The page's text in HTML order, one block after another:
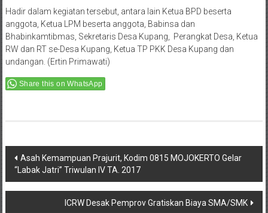
Hadir dalam kegiatan tersebut, antara lain Ketua BPD beserta
anggota, Ketua LPM beserta anggota, Babinsa dan
Bhabinkamtibmas, Sekretaris Desa Kupang, Perangkat Desa, Ketua
RW dan RT se-Desa Kupang, Ketua TP PKK Desa Kupang dan
undangan. (Ertin Primawati)
Share this on WhatsApp
Post
navigation
Asah Kemampuan Prajurit, Kodim 0815 MOJOKERTO Gelar
“Labak Jatri” Triwulan IV TA. 2017
ICRW Desak Pemprov Gratiskan Biaya SMA/SMK